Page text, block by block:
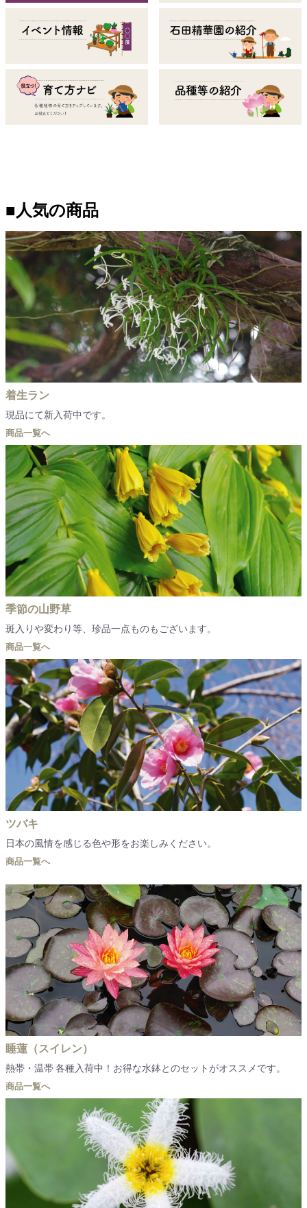
■人気の商品
着生ラン
現品にて新入荷中です。
商品一覧へ
季節の山野草
斑入りや変わり等、珍品一点ものもございます。
商品一覧へ
ツバキ
日本の風情を感じる色や形をお楽しみください。
商品一覧へ
睡蓮（スイレン）
熱帯・温帯 各種入荷中！お得な水鉢とのセットがオススメです。
商品一覧へ